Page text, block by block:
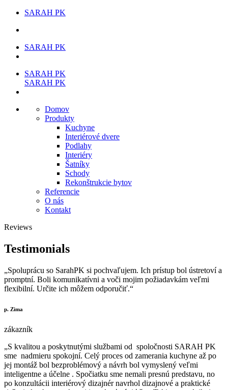
SARAH PK
SARAH PK
SARAH PK
SARAH PK
Domov
Produkty
Kuchyne
Interiérové dvere
Podlahy
Interiéry
Šatníky
Schody
Rekonštrukcie bytov
Referencie
O nás
Kontakt
Reviews
Testimonials
„Spoluprácu so SarahPK si pochvaľujem. Ich prístup bol ústretoví a
promptní. Boli komunikatívni a voči mojim požiadavkám veľmi
flexibilní. Určite ich môžem odporučiť.“
p. Zima
zákazník
„S kvalitou a poskytnutými službami od spoločnosti SARAH PK
sme nadmieru spokojní. Celý proces od zamerania kuchyne až po
jej montáž bol bezproblémový a návrh bol vymyslený veľmi
inteligentne a účelne . Spočiatku sme nemali presnú predstavu, no
po konzultácii interiérový dizajnér navrhol dizajnové a praktické